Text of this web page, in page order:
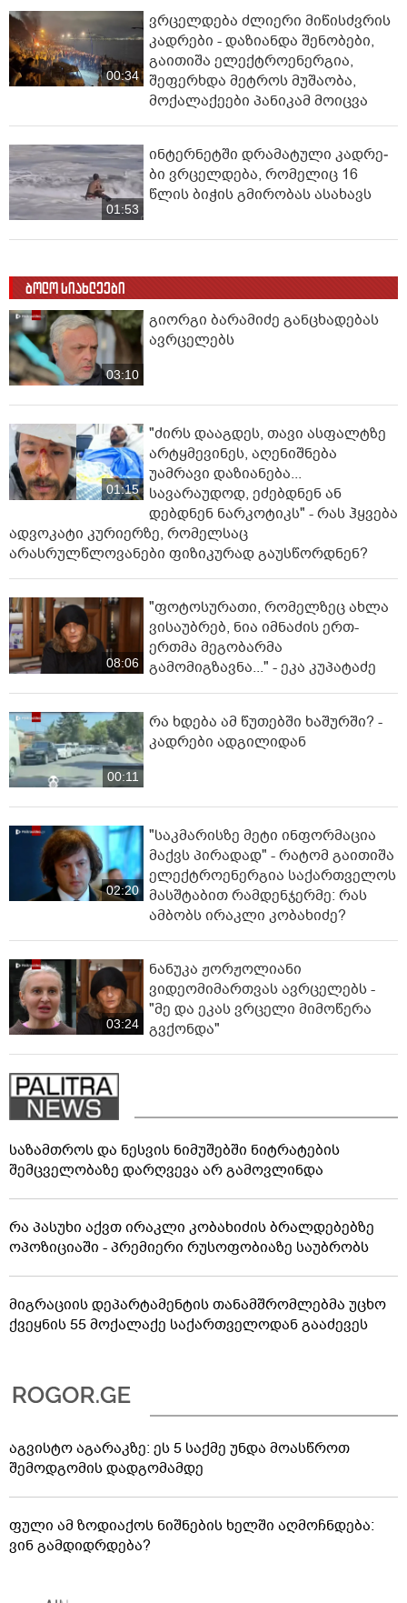
00:34
ვრცელდება ძლიერი მიწისძვრის
კადრები - დაზიანდა შენობები,
გაითიშა ელექტროენერგია,
შეფერხდა მეტროს მუშაობა,
მოქალაქეები პანიკამ მოიცვა
01:53
ინ­ტერ­ნეტ­ში დრა­მა­ტუ­ლი კად­რე­
ბი ვრცელდება, რომელიც 16
წლის ბიჭის გმირობას ასახავს
ბოლო სიახლეები
03:10
გიორგი ბარამიძე განცხადებას
ავრცელებს
01:15
"ძირს დააგდეს, თავი ასფალტზე
არტყმევინეს, აღენიშნება
უამრავი დაზიანება...
სავარაუდოდ, ეძებდნენ ან
დებდნენ ნარკოტიკს" - რას ჰყვება
ადვოკატი კურიერზე, რომელსაც
არასრულწლოვანები ფიზიკურად გაუსწორდნენ?
08:06
"ფოტოსურათი, რომელზეც ახლა
ვისაუბრებ, ნია იმნაძის ერთ-
ერთმა მეგობარმა
გამომიგზავნა..." - ეკა კუპატაძე
00:11
რა ხდება ამ წუთებში ხაშურში? -
კადრები ადგილიდან
02:20
"საკმარისზე მეტი ინფორმაცია
მაქვს პირადად" - რატომ გაითიშა
ელექტროენერგია საქართველოს
მასშტაბით რამდენჯერმე: რას
ამბობს ირაკლი კობახიძე?
03:24
ნანუკა ჟორჟოლიანი
ვიდეომიმართვას ავრცელებს -
"მე და ეკას ვრცელი მიმოწერა
გვქონდა"
საზამთროს და ნესვის ნიმუშებში ნიტრატების
შემცველობაზე დარღვევა არ გამოვლინდა
რა პასუხი აქვთ ირაკლი კობახიძის ბრალდებებზე
ოპოზიციაში - პრემიერი რუსოფობიაზე საუბრობს
მიგრაციის დეპარტამენტის თანამშრომლებმა უცხო
ქვეყნის 55 მოქალაქე საქართველოდან გააძევეს
აგვისტო აგარაკზე: ეს 5 საქმე უნდა მოასწროთ
შემოდგომის დადგომამდე
ფული ამ ზოდიაქოს ნიშნების ხელში აღმოჩნდება:
ვინ გამდიდრდება?